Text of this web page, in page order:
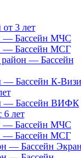
3 лет
— Бассейн МЧС
— Бассейн МСГ
район — Бассейн
— Бассейн К-
— Бассейн ВИФК
6 лет
— Бассейн МЧС
— Бассейн МСГ
— Бассейн